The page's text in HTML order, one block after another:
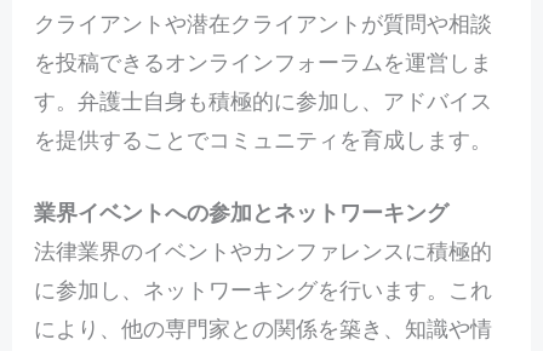
クライアントや潜在クライアントが質問や相談
を投稿できるオンラインフォーラムを運営しま
す。弁護士自身も積極的に参加し、アドバイス
を提供することでコミュニティを育成します。
業界イベントへの参加とネットワーキング
法律業界のイベントやカンファレンスに積極的
に参加し、ネットワーキングを行います。これ
により、他の専門家との関係を築き、知識や情